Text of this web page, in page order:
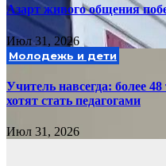
Азарт живого общения
Июл 31, 2026
Молодежь и дети
Учитель навсегда: более
хотят стать педагогами
Июл 31, 2026